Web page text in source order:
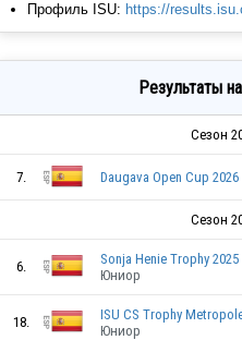
Профиль ISU: https://
Результаты
Сезон
7. Daugava Open Cup 2026
Сезон
6.
Sonja Henie Trophy 2025
Юниор
18.
ISU CS Trophy
Юниор